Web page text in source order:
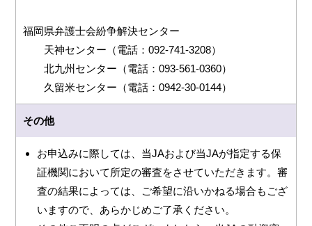
福岡県弁護士会紛争解決センター
天神センター（電話：092-741-3208）
北九州センター（電話：093-561-0360）
久留米センター（電話：0942-30-0144）
その他
お申込みに際しては、当JAおよび当JAが指定する保
証機関において所定の審査をさせていただきます。審
査の結果によっては、ご希望に沿いかねる場合もござ
いますので、あらかじめご了承ください。